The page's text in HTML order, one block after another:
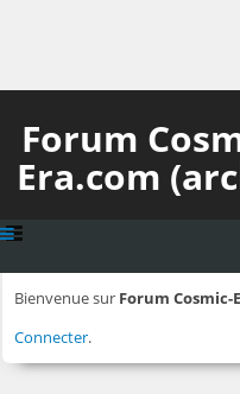
Forum
Era.com
Bienvenue sur Forum
Connecter.